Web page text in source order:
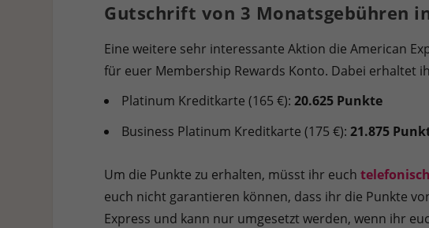
Gutschrift von 3 Monatsgebühren
Eine weitere sehr interessante Aktion die American
für euer Membership Rewards Konto. Dabei erhaltet
Platinum Kreditkarte (165 €):20.625 Punkte
Business Platinum Kreditkarte (175 €):21.875
Um die Punkte zu erhalten, müsst ihr euch
euch nicht garantieren können, dass ihr die Punkte
Express und kann nur umgesetzt werden, wenn ihr